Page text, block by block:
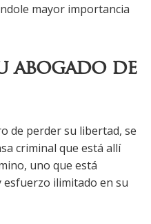
mayor importancia
abogado de
de perder su libertad, se
criminal que está allí
uno que está
ilimitado en su